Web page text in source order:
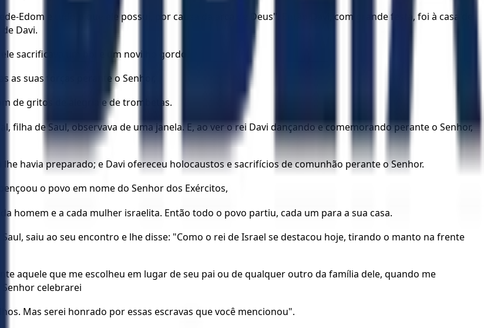
Edom e tudo o que ele possui, por causa da arca de Deus". Então Davi, com grande festa, foi à casa de
Davi.
sacrificava um boi e um novilho gordo.
as suas forças perante o Senhor,
de gritos de alegria e de trombetas.
filha de Saul, observava de uma janela. E, ao ver o rei Davi dançando e comemorando perante o Senhor,
havia preparado; e Davi ofereceu holocaustos e sacrifícios de comunhão perante o Senhor.
o povo em nome do Senhor dos Exércitos,
homem e a cada mulher israelita. Então todo o povo partiu, cada um para a sua casa.
saiu ao seu encontro e lhe disse: "Como o rei de Israel se destacou hoje, tirando o manto na frente
aquele que me escolheu em lugar de seu pai ou de qualquer outro da família dele, quando me
celebrarei
Mas serei honrado por essas escravas que você mencionou".